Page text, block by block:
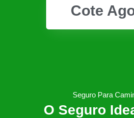
Cote
Seguro Para
O Seguro